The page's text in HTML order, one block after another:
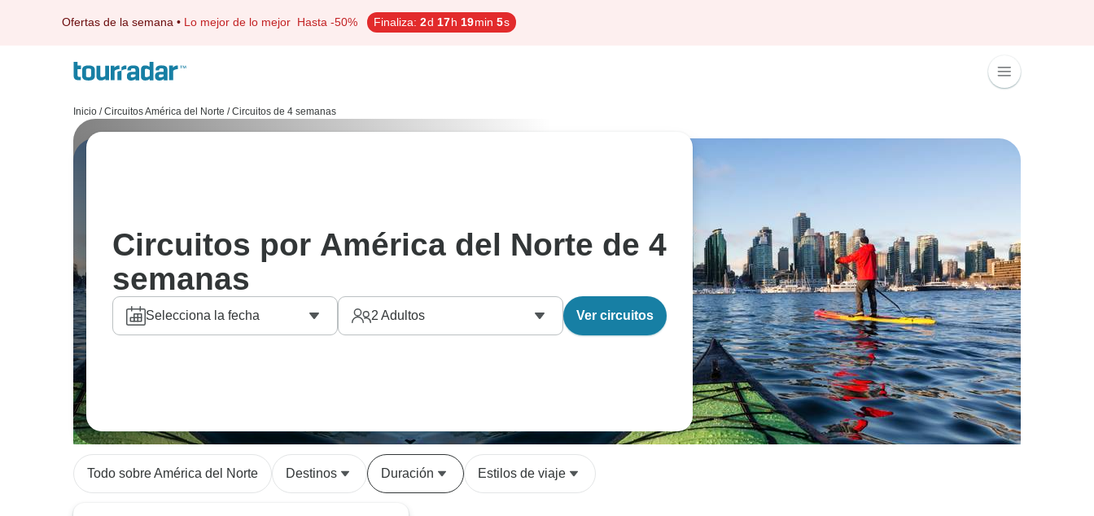
Ofertas de la semana • Lo mejor de lo mejor Hasta -50% Finaliza: 2d 17h 19min 4s
Inicio / Circuitos América del Norte / Circuitos de 4 semanas
Circuitos por América del Norte de 4
semanas
Selecciona la fecha 2 Adultos Ver circuitos
Todo sobre América del Norte Destinos Duración Estilos de viaje